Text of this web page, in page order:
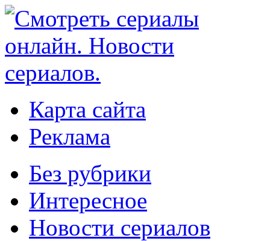
Карта сайта
Реклама
Без рубрики
Интересное
Новости сериалов